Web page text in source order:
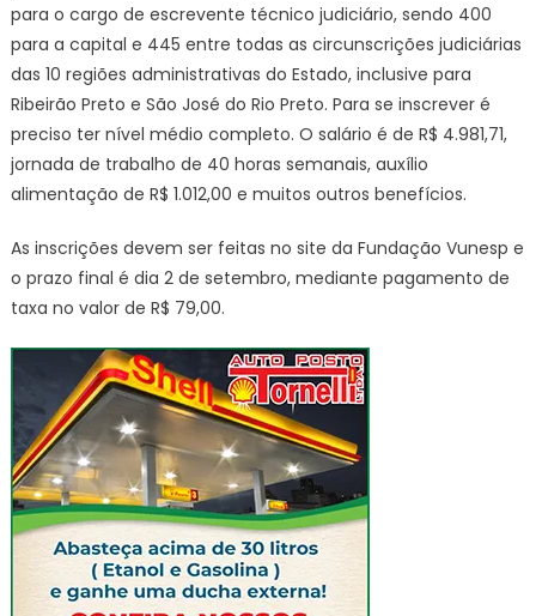
para o cargo de escrevente técnico judiciário, sendo 400
para a capital e 445 entre todas as circunscrições judiciárias
das 10 regiões administrativas do Estado, inclusive para
Ribeirão Preto e São José do Rio Preto. Para se inscrever é
preciso ter nível médio completo. O salário é de R$ 4.981,71,
jornada de trabalho de 40 horas semanais, auxílio
alimentação de R$ 1.012,00 e muitos outros benefícios.
As inscrições devem ser feitas no site da Fundação Vunesp e
o prazo final é dia 2 de setembro, mediante pagamento de
taxa no valor de R$ 79,00.